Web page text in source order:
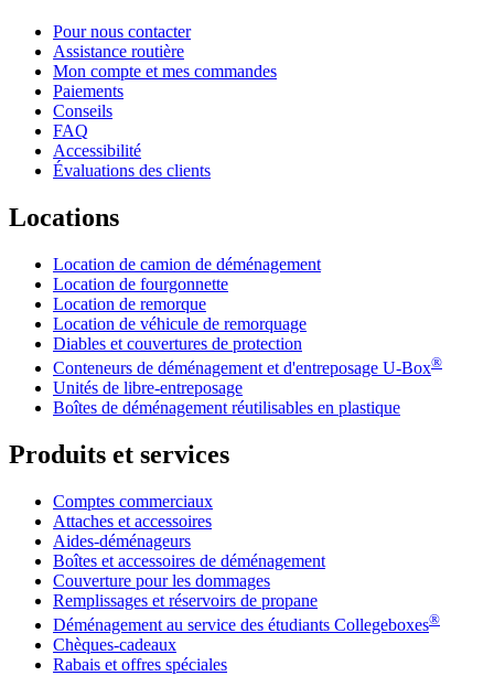
Pour nous contacter
Assistance routière
Mon compte et mes commandes
Paiements
Conseils
FAQ
Accessibilité
Évaluations des clients
Locations
Location de camion de déménagement
Location de fourgonnette
Location de remorque
Location de véhicule de remorquage
Diables et couvertures de protection
Conteneurs de déménagement et d'entreposage U-Box®
Unités de libre-entreposage
Boîtes de déménagement réutilisables en plastique
Produits et services
Comptes commerciaux
Attaches et accessoires
Aides-déménageurs
Boîtes et accessoires de déménagement
Couverture pour les dommages
Remplissages et réservoirs de propane
Déménagement au service des étudiants Collegeboxes®
Chèques-cadeaux
Rabais et offres spéciales